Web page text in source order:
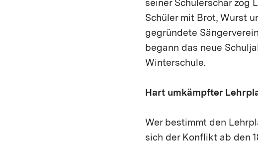
seiner Schülerschar zog
Schüler mit Brot, Wurst
gegründete
begann das neue
Winterschule.
Hart umkämpfter
Wer bestimmt den
sich der Konflikt ab den